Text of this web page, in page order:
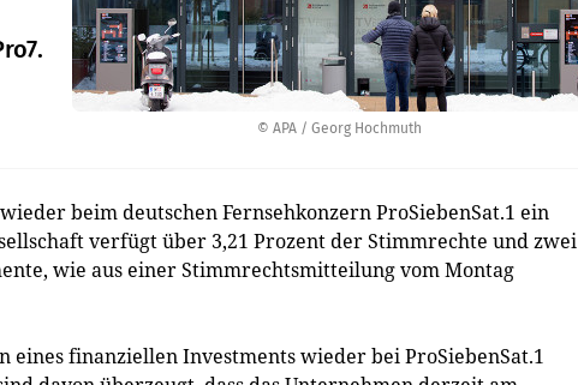
© APA / Georg Hochmuth
beim deutschen Fernsehkonzern ProSiebenSat.1 ein
verfügt über 3,21 Prozent der Stimmrechte und zwei
wie aus einer Stimmrechtsmitteilung vom Montag
eines finanziellen Investments wieder bei ProSiebenSat.1